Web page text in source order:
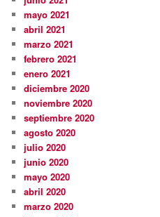
mayo 2021
abril 2021
marzo 2021
febrero 2021
enero 2021
diciembre 2020
noviembre 2020
septiembre 2020
agosto 2020
julio 2020
junio 2020
mayo 2020
abril 2020
marzo 2020